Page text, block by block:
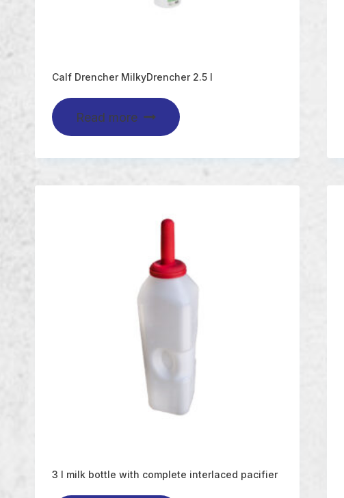
Calf Drencher MilkyDrencher 2.5 l
Read more
3 l milk bottle with complete interlaced pacifier